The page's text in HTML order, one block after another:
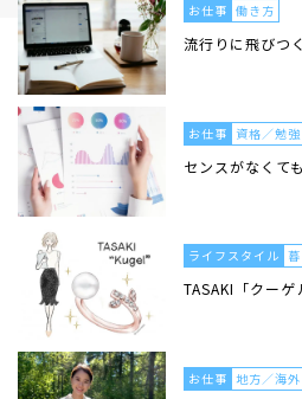
お仕事 働き方
流行りに飛びつ
お仕事 資格／勉強
センスがなくて
ライフスタイル
TASAKI「クー
お仕事 地方／海外